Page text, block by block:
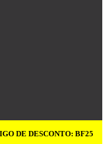
DE DESCONTO: BF25